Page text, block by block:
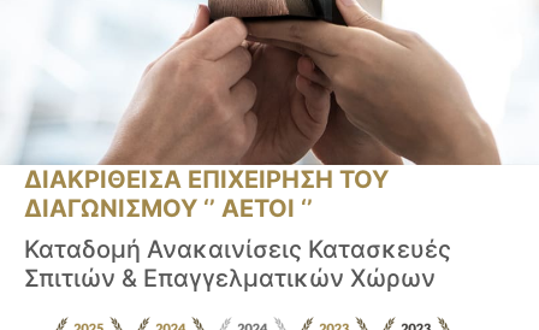
ΔΙΑΚΡΙΘΕΙΣΑ ΕΠΙΧΕΙΡΗΣΗ ΤΟΥ
ΔΙΑΓΩΝΙΣΜΟΥ ‘’ ΑΕΤΟΙ ‘’
Καταδομή Ανακαινίσεις Κατασκευές
Σπιτιών & Επαγγελματικών Χώρων